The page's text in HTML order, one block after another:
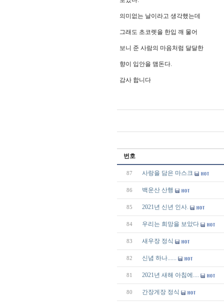
의미없는 날이라고 생각했는데
그래도 초코렛을 한입 깨 물어
보니 준 사람의 마음처럼 달달한
향이 입안을 맴돈다.
감사 합니다
번호
87 사랑을 담은 마스크
86 백운산 산행
85 2021년 신년 인사.
84 우리는 희망을 보았다
83 새우장 정식
82 신념 하나......
81 2021년 새해 아침에....
80 간장게장 정식